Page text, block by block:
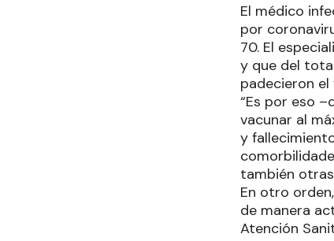
El médico
por
70. El
y que del
padecieron el
“Es por eso
vacunar al
y
también
En otro
de manera
Atención